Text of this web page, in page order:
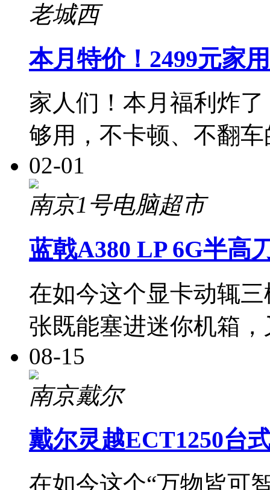
老城西
本月特价！2499元家
家人们！本月福利炸
够用，不卡顿、不翻车
02-01
南京1号电脑超市
蓝戟A380 LP 6G半高
在如今这个显卡动辄
张既能塞进迷你机箱，
08-15
南京戴尔
戴尔灵越ECT1250台
在如今这个“万物皆可